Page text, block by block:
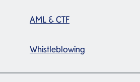
AML & CTF
Whistleblowing